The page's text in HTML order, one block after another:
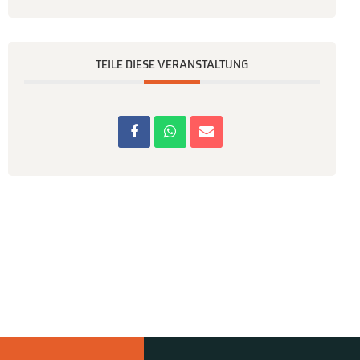
TEILE DIESE VERANSTALTUNG